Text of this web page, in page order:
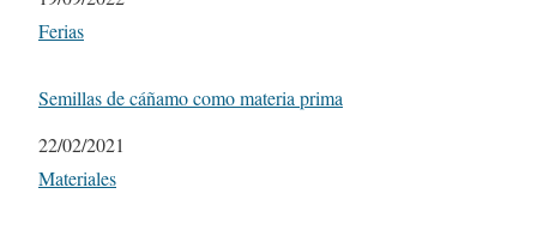
Respecto a
Ferias
Semillas de cáñamo como materia prima
Fecha
22/02/2021
Respecto a
Materiales